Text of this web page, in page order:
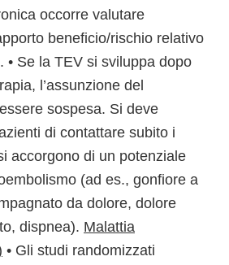
occorre valutare
beneficio/rischio relativo
• Se la TEV si sviluppa dopo
l’assunzione del
sospesa. Si deve
di contattare subito i
accorgono di un potenziale
(ad es., gonfiore a
da dolore, dolore
dispnea). Malattia
• Gli studi randomizzati